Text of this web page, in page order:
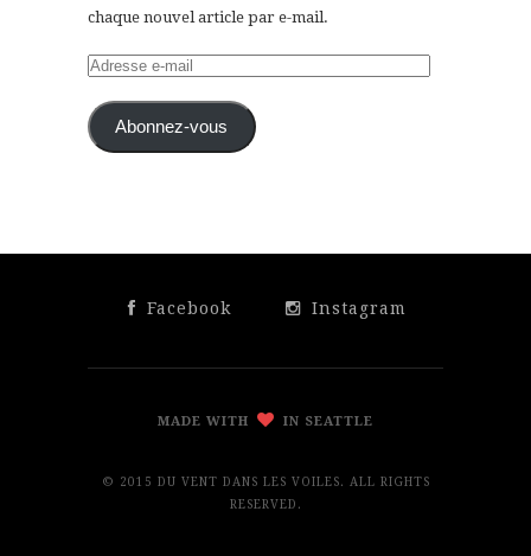
chaque nouvel article par e-mail.
Adresse
mail Abonnez-vous
Facebook Instagram
MADE WITH IN SEATTLE
© 2015 DU VENT DANS LES VOILES. ALL RIGHTS
RESERVED.